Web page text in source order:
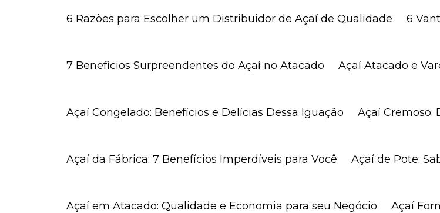
6 Razões para Escolher um Distribuidor de Açaí de Qualidade 6
7 Benefícios Surpreendentes do Açaí no Atacado Açaí Atacado e
Açaí Congelado: Benefícios e Delícias Dessa Iguação Açaí
Açaí da Fábrica: 7 Benefícios Imperdíveis para Você Açaí de Pote:
Açaí em Atacado: Qualidade e Economia para seu Negócio Açaí